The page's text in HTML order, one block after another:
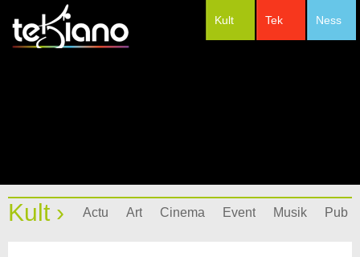
Ness
Tek
Kult
Kult › Actu Art Cinema Event Musik Pub